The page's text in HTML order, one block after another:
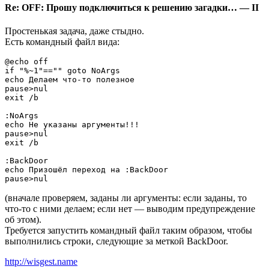
Re: OFF: Прошу подключиться к решению загадки… — II
Простенькая задача, даже стыдно.
Есть командный файл вида:
@echo off
if "%~1"=="" goto NoArgs
echo Делаем что-то полезное
pause>nul
exit /b
:NoArgs
echo Не указаны аргументы!!!
pause>nul
exit /b
:BackDoor
echo Призошёл переход на :BackDoor
pause>nul
(вначале проверяем, заданы ли аргументы: если заданы, то
что-то с ними делаем; если нет — выводим предупреждение
об этом).
Требуется запустить командный файл таким образом, чтобы
выполнились строки, следующие за меткой BackDoor.
http://wisgest.name